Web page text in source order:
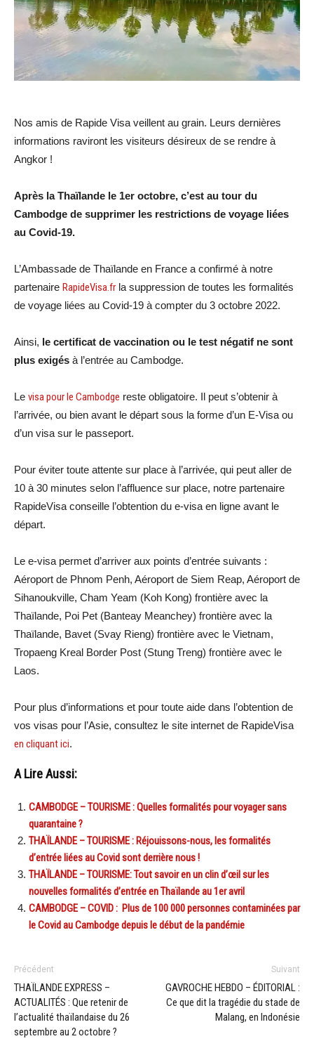
Nos amis de Rapide Visa veillent au grain. Leurs dernières
informations raviront les visiteurs désireux de se rendre à
Angkor !
Après la Thaïlande le 1er octobre, c’est au tour du
Cambodge de supprimer les restrictions de voyage liées
au Covid-19.
L’Ambassade de Thaïlande en France a confirmé à notre
partenaire RapideVisa.fr la suppression de toutes les formalités
de voyage liées au Covid-19 à compter du 3 octobre 2022.
Ainsi, le certificat de vaccination ou le test négatif ne sont
plus exigés à l’entrée au Cambodge.
Le visa pour le Cambodge reste obligatoire. Il peut s’obtenir à
l’arrivée, ou bien avant le départ sous la forme d’un E-Visa ou
d’un visa sur le passeport.
Pour éviter toute attente sur place à l’arrivée, qui peut aller de
10 à 30 minutes selon l’affluence sur place, notre partenaire
RapideVisa conseille l’obtention du e-visa en ligne avant le
départ.
Le e-visa permet d’arriver aux points d’entrée suivants :
Aéroport de Phnom Penh, Aéroport de Siem Reap, Aéroport de
Sihanoukville, Cham Yeam (Koh Kong) frontière avec la
Thaïlande, Poi Pet (Banteay Meanchey) frontière avec la
Thaïlande, Bavet (Svay Rieng) frontière avec le Vietnam,
Tropaeng Kreal Border Post (Stung Treng) frontière avec le
Laos.
Pour plus d’informations et pour toute aide dans l’obtention de
vos visas pour l’Asie, consultez le site internet de RapideVisa
en cliquant ici.
A Lire Aussi:
CAMBODGE – TOURISME : Quelles formalités pour voyager sans
quarantaine ?
THAÏLANDE – TOURISME : Réjouissons-nous, les formalités
d’entrée liées au Covid sont derrière nous !
THAÏLANDE – TOURISME: Tout savoir en un clin d’œil sur les
nouvelles formalités d’entrée en Thaïlande au 1er avril
CAMBODGE – COVID : Plus de 100 000 personnes contaminées par
le Covid au Cambodge depuis le début de la pandémie
Précédent
THAÏLANDE EXPRESS –
ACTUALITÉS : Que retenir de
l’actualité thaïlandaise du 26
septembre au 2 octobre ?
Suivant
GAVROCHE HEBDO – ÉDITORIAL :
Ce que dit la tragédie du stade de
Malang, en Indonésie